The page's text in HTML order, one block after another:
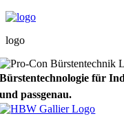
logo
Bürstentechnologie für
und passgenau.